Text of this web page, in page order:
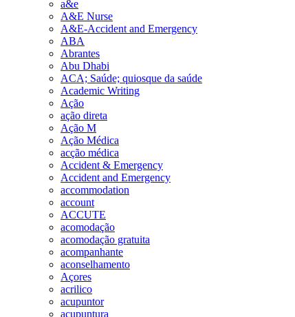
a&e
A&E Nurse
A&E-Accident and Emergency
ABA
Abrantes
Abu Dhabi
ACA; Saúde; quiosque da saúde
Academic Writing
Ação
ação direta
Ação M
Ação Médica
acção médica
Accident & Emergency
Accident and Emergency
accommodation
account
ACCUTE
acomodação
acomodação gratuita
acompanhante
aconselhamento
Açores
acrilico
acupuntor
acupuntura